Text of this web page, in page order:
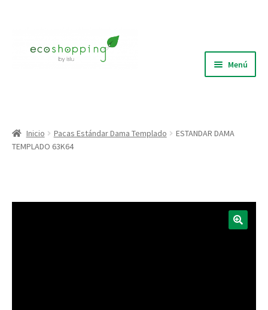
Menú
Inicio Pacas Estándar Dama Templado
ESTANDAR DAMA
TEMPLADO 63K64